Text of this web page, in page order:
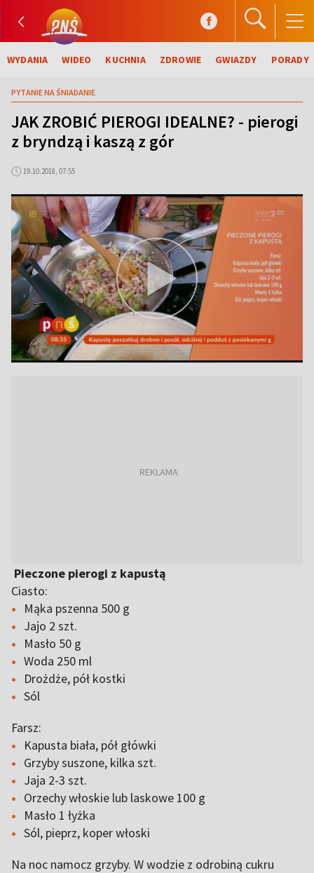
WYDANIA WIDEO KUCHNIA ZDROWIE GWIAZDY PORADY
PYTANIE NA ŚNIADANIE
JAK ZROBIĆ PIEROGI IDEALNE? - pierogi
z bryndzą i kaszą z gór
19.10.2018, 07:55
Pieczone pierogi z kapustą
Ciasto:
Mąka pszenna 500 g
Jajo 2 szt.
Masło 50 g
Woda 250 ml
Drożdże, pół kostki
Sól
Farsz:
Kapusta biała, pół główki
Grzyby suszone, kilka szt.
Jaja 2-3 szt.
Orzechy włoskie lub laskowe 100 g
Masło 1 łyżka
Sól, pieprz, koper włoski
Na noc namocz grzyby. W wodzie z odrobiną cukru